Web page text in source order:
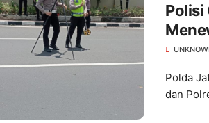
Polisi
Polda
dan